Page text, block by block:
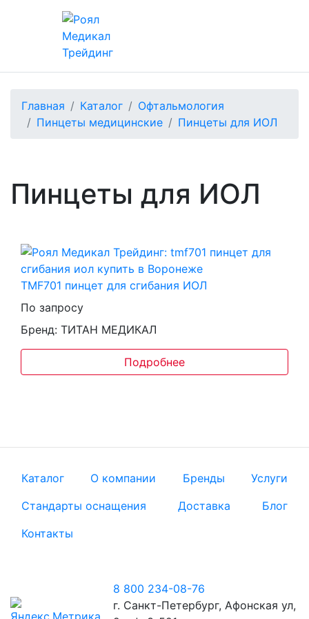
Главная Каталог
Офтальмология
Пинцеты медицинские
Пинцеты для ИОЛ
Пинцеты для ИОЛ
TMF701 пинцет для сгибания ИОЛ
По запросу
Бренд: ТИТАН МЕДИКАЛ
Подробнее
Каталог О компании Бренды
Услуги
Стандарты оснащения
Доставка
Блог
Контакты
8 800 234-08-76
г. Санкт-Петербург, Афонская ул,